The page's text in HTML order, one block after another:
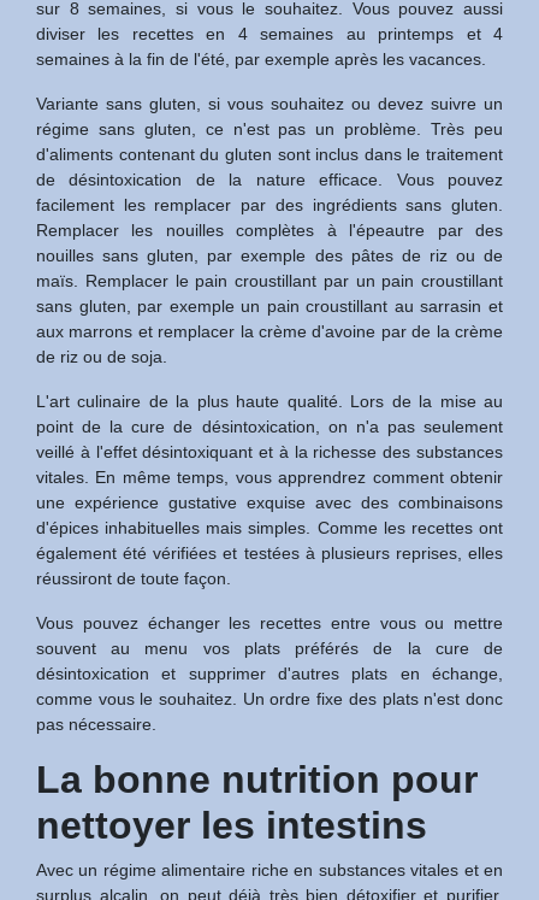
sur 8 semaines, si vous le souhaitez. Vous pouvez aussi
diviser les recettes en 4 semaines au printemps et 4
semaines à la fin de l'été, par exemple après les vacances.
Variante sans gluten, si vous souhaitez ou devez suivre un
régime sans gluten, ce n'est pas un problème. Très peu
d'aliments contenant du gluten sont inclus dans le traitement
de désintoxication de la nature efficace. Vous pouvez
facilement les remplacer par des ingrédients sans gluten.
Remplacer les nouilles complètes à l'épeautre par des
nouilles sans gluten, par exemple des pâtes de riz ou de
maïs. Remplacer le pain croustillant par un pain croustillant
sans gluten, par exemple un pain croustillant au sarrasin et
aux marrons et remplacer la crème d'avoine par de la crème
de riz ou de soja.
L'art culinaire de la plus haute qualité. Lors de la mise au
point de la cure de désintoxication, on n'a pas seulement
veillé à l'effet désintoxiquant et à la richesse des substances
vitales. En même temps, vous apprendrez comment obtenir
une expérience gustative exquise avec des combinaisons
d'épices inhabituelles mais simples. Comme les recettes ont
également été vérifiées et testées à plusieurs reprises, elles
réussiront de toute façon.
Vous pouvez échanger les recettes entre vous ou mettre
souvent au menu vos plats préférés de la cure de
désintoxication et supprimer d'autres plats en échange,
comme vous le souhaitez. Un ordre fixe des plats n'est donc
pas nécessaire.
La bonne nutrition pour
nettoyer les intestins
Avec un régime alimentaire riche en substances vitales et en
surplus alcalin, on peut déjà très bien détoxifier et purifier,